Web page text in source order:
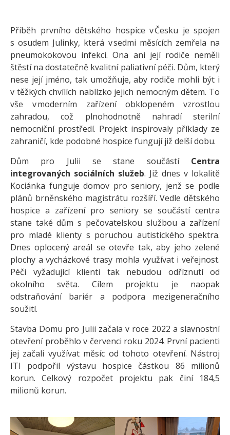
Příběh prvního dětského hospice v Česku je spojen
s osudem Julinky, která v sedmi měsících zemřela na
pneumokokovou infekci. Ona ani její rodiče neměli
štěstí na dostatečně kvalitní paliativní péči. Dům, který
nese její jméno, tak umožňuje, aby rodiče mohli být i
v těžkých chvílích nablízko jejich nemocným dětem. To
vše v moderním zařízení obklopeném vzrostlou
zahradou, což plnohodnotně nahradí sterilní
nemocniční prostředí. Projekt inspirovaly příklady ze
zahraničí, kde podobné hospice fungují již delší dobu.
Dům pro Julii se stane součástíCentra
integrovaných sociálních služeb. Již dnes v lokalitě
Kociánka funguje domov pro seniory, jenž se podle
plánů brněnského magistrátu rozšíří. Vedle dětského
hospice a zařízení pro seniory se součástí centra
stane také dům s pečovatelskou službou a zařízení
pro mladé klienty s poruchou autistického spektra.
Dnes oplocený areál se otevře tak, aby jeho zelené
plochy a vycházkové trasy mohla využívat i veřejnost.
Péči vyžadující klienti tak nebudou odříznutí od
okolního světa. Cílem projektu je naopak
odstraňování bariér a podpora mezigeneračního
soužití.
Stavba Domu pro Julii začala v roce 2022 a slavnostní
otevření proběhlo v červenci roku 2024. První pacienti
jej začali využívat měsíc od tohoto otevření. Nástroj
ITI podpořil výstavu hospice částkou 86 milionů
korun. Celkový rozpočet projektu pak činí 184,5
milionů korun.